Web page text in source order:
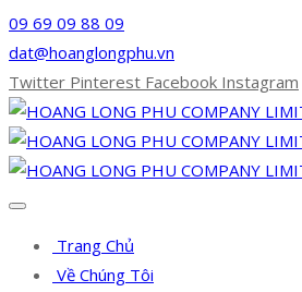
09 69 09 88 09
dat@hoanglongphu.vn
Twitter Pinterest Facebook Instagram
Trang Chủ
Về Chúng Tôi